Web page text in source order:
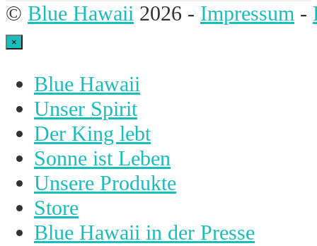
© Blue Hawaii 2026 - Impressum -
An
Anfang
scrollen
×
Blue Hawaii
Unser Spirit
Der King lebt
Sonne ist Leben
Unsere Produkte
Store
Blue Hawaii in der Presse